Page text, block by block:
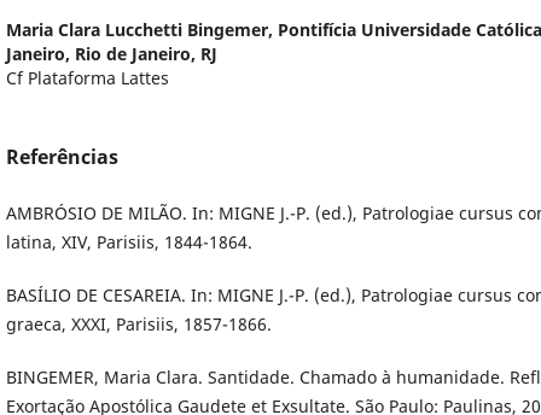
Maria Clara Lucchetti Bingemer, Pontifícia Universidade
Janeiro, Rio de Janeiro, RJ
Cf Plataforma Lattes
Referências
AMBRÓSIO DE MILÃO. In: MIGNE J.-P. (ed.), Patrologiae cursus
latina, XIV, Parisiis, 1844-1864.
BASÍLIO DE CESAREIA. In: MIGNE J.-P. (ed.), Patrologiae cursus
graeca, XXXI, Parisiis, 1857-1866.
BINGEMER, Maria Clara. Santidade. Chamado à humanidade.
Exortação Apostólica Gaudete et Exsultate. São Paulo: Paulinas,